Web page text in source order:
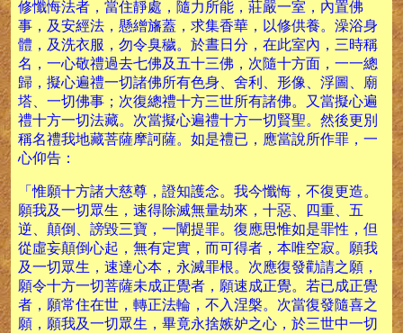
修懺悔法者，當住靜處，隨力所能，莊嚴一室，內置佛
事，及安經法，懸繒旛蓋，求集香華，以修供養。澡浴身
體，及洗衣服，勿令臭穢。於晝日分，在此室內，三時稱
名，一心敬禮過去七佛及五十三佛，次隨十方面，一一總
歸，擬心遍禮一切諸佛所有色身、舍利、形像、浮圖、廟
塔、一切佛事；次復總禮十方三世所有諸佛。又當擬心遍
禮十方一切法藏。次當擬心遍禮十方一切賢聖。然後更別
稱名禮我地藏菩薩摩訶薩。如是禮已，應當說所作罪，一
心仰告：
「惟願十方諸大慈尊，證知護念。我今懺悔，不復更造。
願我及一切眾生，速得除滅無量劫來，十惡、四重、五
逆、顛倒、謗毀三寶，一闡提罪。復應思惟如是罪性，但
從虛妄顛倒心起，無有定實，而可得者，本唯空寂。願我
及一切眾生，速達心本，永滅罪根。次應復發勸請之願，
願令十方一切菩薩未成正覺者，願速成正覺。若已成正覺
者，願常住在世，轉正法輪，不入涅槃。次當復發隨喜之
願，願我及一切眾生，畢竟永捨嫉妒之心，於三世中一切